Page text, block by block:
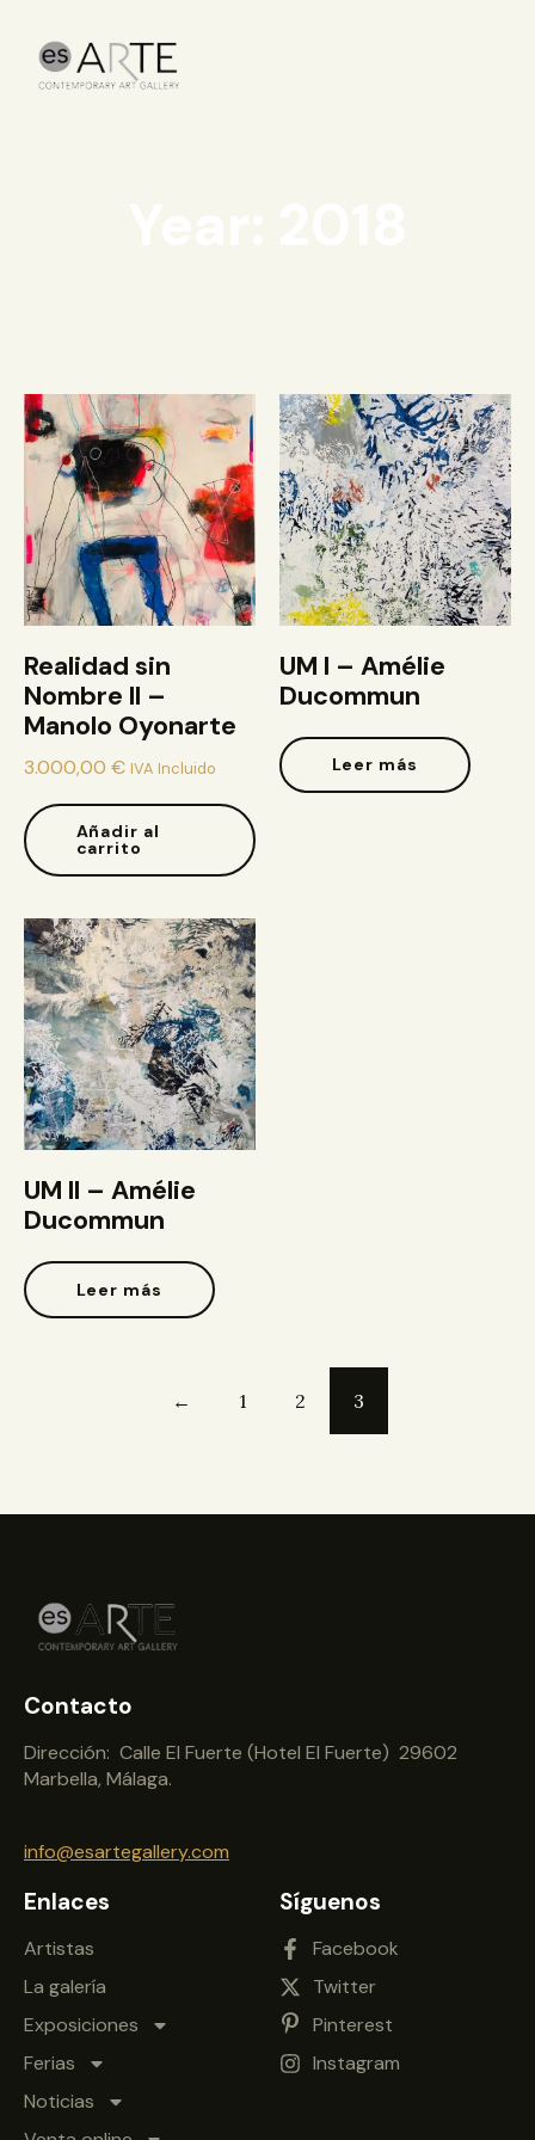
Realidad sin
Nombre II –
Manolo Oyonarte
3.000,00 € IVA Incluido
Añadir al
carrito
UM I – Amélie
Ducommun
Leer más
UM II – Amélie
Ducommun
Leer más
← 1 2 3
Contacto
Dirección: Calle El Fuerte (Hotel El Fuerte) 29602
Marbella, Málaga.
info@esartegallery.com
Enlaces
Artistas
La galería
Exposiciones
Ferias
Noticias
Síguenos
Facebook
Twitter
Pinterest
Instagram